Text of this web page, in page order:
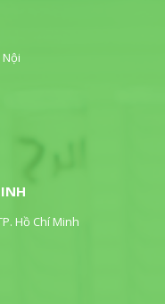
Nội
Hồ Chí Minh